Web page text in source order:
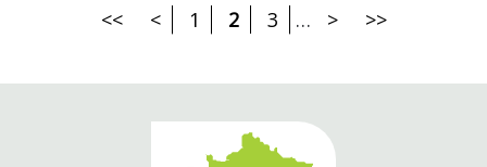
<< < 1 2 3 … > >>